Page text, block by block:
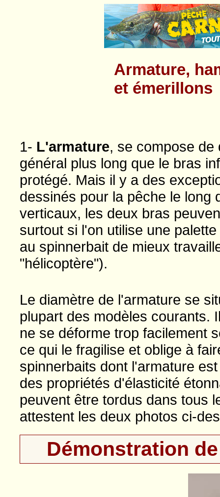
Armature,
et émerillons
1- L'armature, se compose
général plus long que le bras
protégé. Mais il y a des
dessinés pour la pêche le long
verticaux, les deux bras
surtout si l'on utilise une
au spinnerbait de mieux
"hélicoptère").
Le diamètre de l'armature se
plupart des modèles courants.
ne se déforme trop facilement
ce qui le fragilise et oblige à
spinnerbaits dont l'armature
des propriétés d'élasticité
peuvent être tordus dans tous
attestent les deux photos ci-
Démonstration